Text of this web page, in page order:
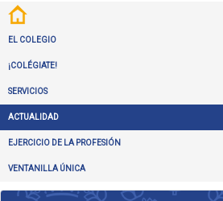
EL COLEGIO
¡COLÉGIATE!
SERVICIOS
ACTUALIDAD
EJERCICIO DE LA PROFESIÓN
VENTANILLA ÚNICA